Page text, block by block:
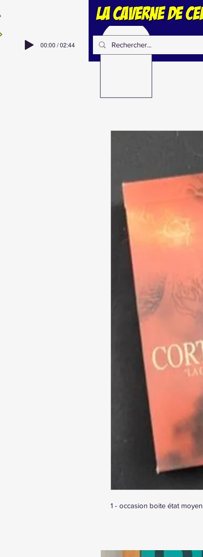
00:00 / 02:44
1 - occasion boite état moyen